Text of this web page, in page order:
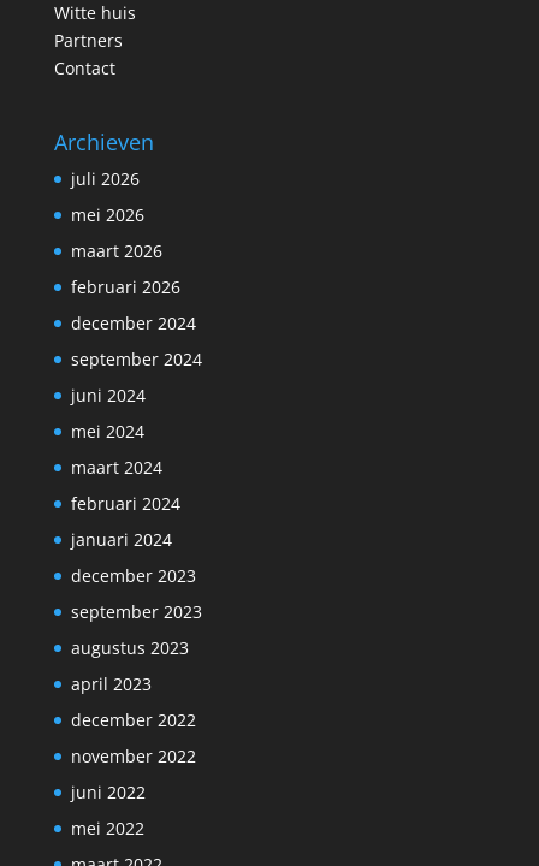
Witte huis
Partners
Contact
Archieven
juli 2026
mei 2026
maart 2026
februari 2026
december 2024
september 2024
juni 2024
mei 2024
maart 2024
februari 2024
januari 2024
december 2023
september 2023
augustus 2023
april 2023
december 2022
november 2022
juni 2022
mei 2022